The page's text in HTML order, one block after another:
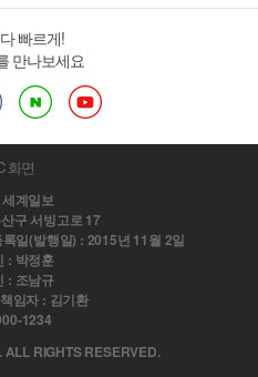
빠르게!
만나보세요
화면
계일보
구 서빙고로 17
일(발행일) : 2015년 11월 2일
: 박정훈
: 조남규
임자 : 김기환
1234
RIGHTS RESERVED.